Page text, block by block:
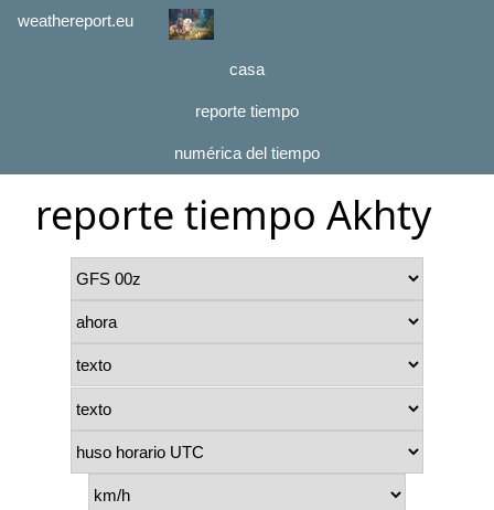
weathereport.eu
casa
reporte tiempo
numérica del tiempo
reporte tiempo Akhty